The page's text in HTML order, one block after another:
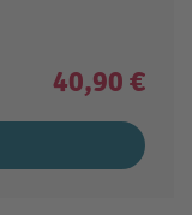
40,90 €